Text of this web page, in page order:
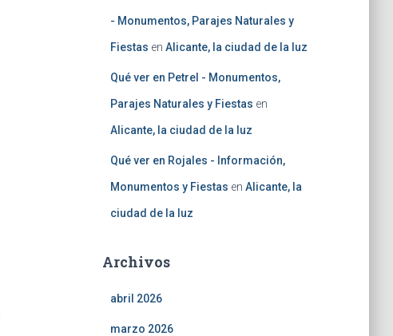
- Monumentos, Parajes Naturales y
Fiestas en Alicante, la ciudad de la luz
Qué ver en Petrel - Monumentos,
Parajes Naturales y Fiestas en
Alicante, la ciudad de la luz
Qué ver en Rojales - Información,
Monumentos y Fiestas en Alicante, la
ciudad de la luz
Archivos
abril 2026
marzo 2026